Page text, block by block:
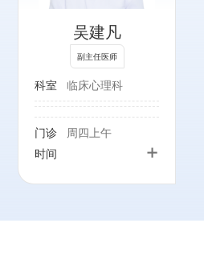
吴建凡
副主任医师
科室 临床心理科
门诊
时间
周四上午
+